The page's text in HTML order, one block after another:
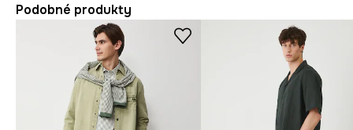
Podobné produkty